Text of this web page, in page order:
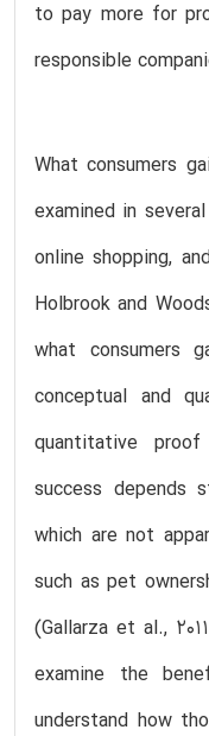
to pay more for
responsible
What consumers
examined in
online shopping,
Holbrook and
what consumers
conceptual and
quantitative
success depends
which are not
such as pet
(Gallarza et al.,
examine the
understand how